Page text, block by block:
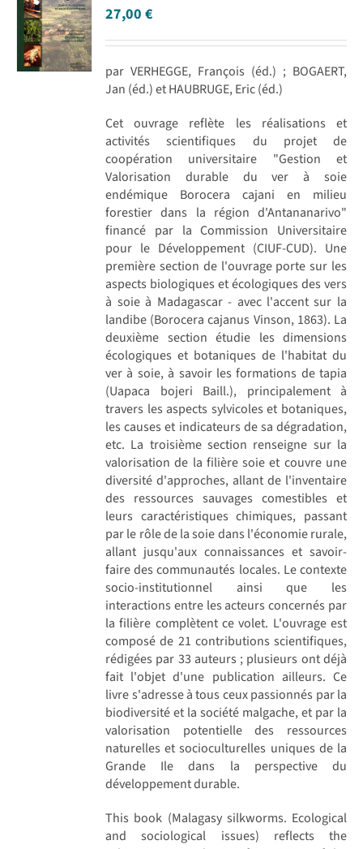
27,00€
par VERHEGGE, François (éd.) ; BOGAERT,
Jan (éd.) et HAUBRUGE, Eric (éd.)
Cet ouvrage reflète les réalisations et
activités scientifiques du projet de
coopération universitaire "Gestion et
Valorisation durable du ver à soie
endémique Borocera cajani en milieu
forestier dans la région d'Antananarivo"
financé par la Commission Universitaire
pour le Développement (CIUF-CUD). Une
première section de l'ouvrage porte sur les
aspects biologiques et écologiques des vers
à soie à Madagascar - avec l'accent sur la
landibe (Borocera cajanus Vinson, 1863). La
deuxième section étudie les dimensions
écologiques et botaniques de l'habitat du
ver à soie, à savoir les formations de tapia
(Uapaca bojeri Baill.), principalement à
travers les aspects sylvicoles et botaniques,
les causes et indicateurs de sa dégradation,
etc. La troisième section renseigne sur la
valorisation de la filière soie et couvre une
diversité d'approches, allant de l'inventaire
des ressources sauvages comestibles et
leurs caractéristiques chimiques, passant
par le rôle de la soie dans l'économie rurale,
allant jusqu'aux connaissances et savoir-
faire des communautés locales. Le contexte
socio-institutionnel ainsi que les
interactions entre les acteurs concernés par
la filière complètent ce volet. L'ouvrage est
composé de 21 contributions scientifiques,
rédigées par 33 auteurs ; plusieurs ont déjà
fait l'objet d'une publication ailleurs. Ce
livre s'adresse à tous ceux passionnés par la
biodiversité et la société malgache, et par la
valorisation potentielle des ressources
naturelles et socioculturelles uniques de la
Grande Ile dans la perspective du
développement durable.
This book (Malagasy silkworms. Ecological
and sociological issues) reflects the